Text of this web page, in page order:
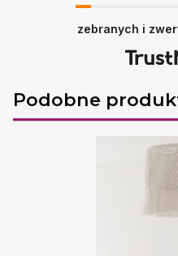
zebranych i
Podobne